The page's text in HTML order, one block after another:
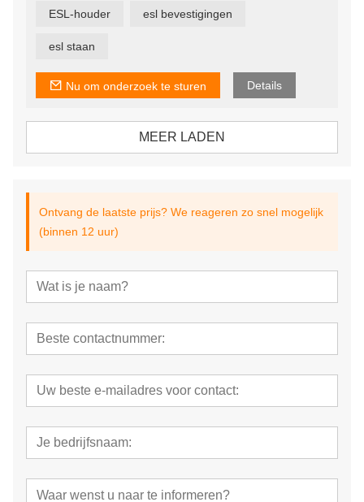
ketenbakkerij in Australië. De klant is er zeer tevreden
mee om het imago van de winkel te versterken en het
ESL-houder esl bevestigingen
esl staan
Nu om onderzoek te sturen Details
MEER LADEN
Ontvang de laatste prijs? We reageren zo snel mogelijk
(binnen 12 uur)